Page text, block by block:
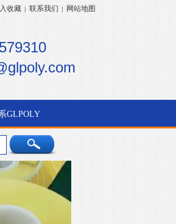
收藏 | 联系我们 | 网站地图
GLPOLY